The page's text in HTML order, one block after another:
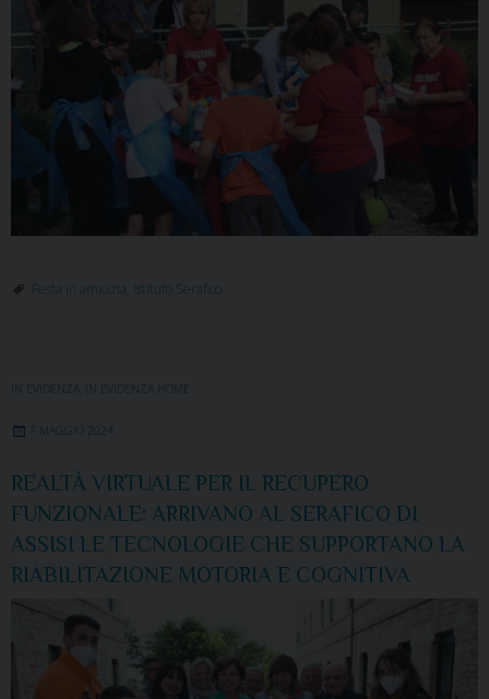
Festa in amicizia Istituto Serafico
IN EVIDENZA IN EVIDENZA HOME
7 MAGGIO 2024
REALTÀ VIRTUALE PER IL RECUPERO
FUNZIONALE: ARRIVANO AL SERAFICO DI
ASSISI LE TECNOLOGIE CHE SUPPORTANO LA
RIABILITAZIONE MOTORIA E COGNITIVA